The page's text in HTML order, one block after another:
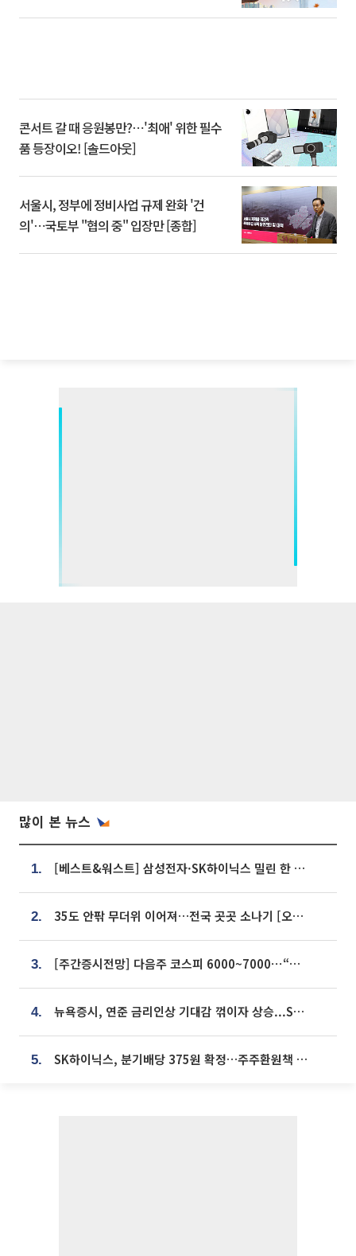
콘서트 갈 때 응원봉만?⋯'최애' 위한 필수
품 등장이오! [솔드아웃]
서울시, 정부에 정비사업 규제 완화 '건
의'⋯국토부 "협의 중" 입장만 [종합]
많이 본 뉴스
1. [베스트&워스트] 삼성전자·SK하이닉스 밀린 한 주…상상인증권은 85% 급등
2. 35도 안팎 무더위 이어져…전국 곳곳 소나기 [오늘 날씨]
3. [주간증시전망] 다음주 코스피 6000~7000⋯“外人 수급은 정책이 변수”
4. 뉴욕증시, 연준 금리인상 기대감 꺾이자 상승...S&P500 사상 최고치 [종합]
5. SK하이닉스, 분기배당 375원 확정…주주환원책 9월로 앞당겨 발표